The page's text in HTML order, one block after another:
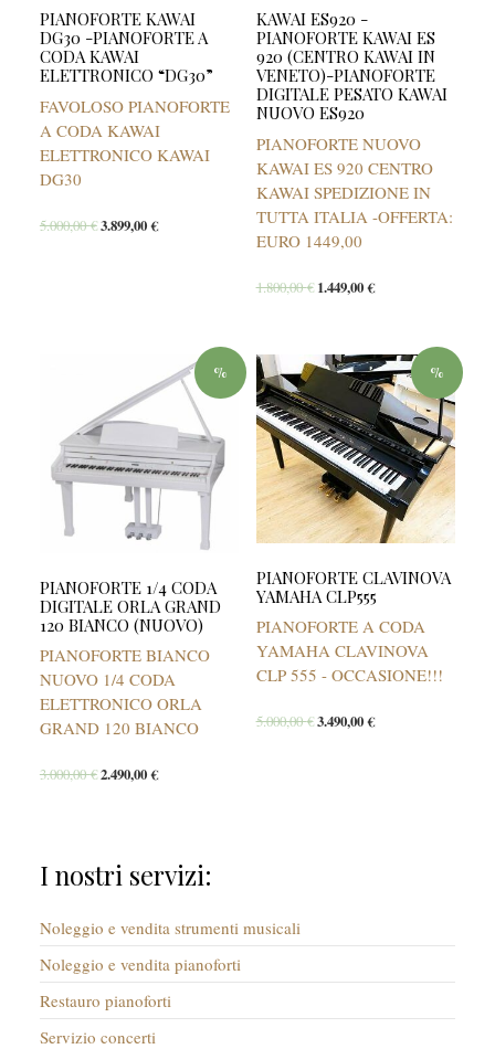
PIANOFORTE KAWAI
DG30 -PIANOFORTE A
CODA KAWAI
ELETTRONICO “DG30”
FAVOLOSO PIANOFORTE
A CODA KAWAI
ELETTRONICO KAWAI
DG30
5.000,00€3.899,00€
KAWAI ES920 -
PIANOFORTE KAWAI ES
920 (CENTRO KAWAI IN
VENETO)-PIANOFORTE
DIGITALE PESATO KAWAI
NUOVO ES920
PIANOFORTE NUOVO
KAWAI ES 920 CENTRO
KAWAI SPEDIZIONE IN
TUTTA ITALIA -OFFERTA:
EURO 1449,00
1.800,00€ 1.449,00€
%
PIANOFORTE 1/4 CODA
DIGITALE ORLA GRAND
120 BIANCO (NUOVO)
PIANOFORTE BIANCO
NUOVO 1/4 CODA
ELETTRONICO ORLA
GRAND 120 BIANCO
3.000,00€2.490,00€
%
PIANOFORTE CLAVINOVA
YAMAHA CLP555
PIANOFORTE A CODA
YAMAHA CLAVINOVA
CLP 555 - OCCASIONE!!!
5.000,00€3.490,00€
I nostri servizi:
Noleggio e vendita strumenti musicali
Noleggio e vendita pianoforti
Restauro pianoforti
Servizio concerti